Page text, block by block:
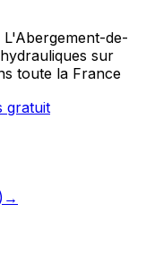
L'Abergement-de-
sur
toute la France
gratuit
) →